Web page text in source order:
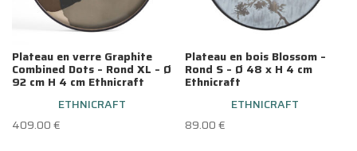
Plateau en verre Graphite
Combined Dots – Rond XL – Ø
92 cm H 4 cm Ethnicraft
ETHNICRAFT
409.00€
Plateau en bois Blossom –
Rond S – Ø 48 x H 4 cm
Ethnicraft
ETHNICRAFT
89.00€